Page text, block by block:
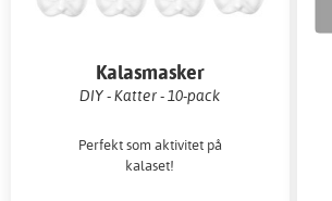
Kalasmasker
DIY - Katter - 10-pack
Perfekt som aktivitet på
kalaset!